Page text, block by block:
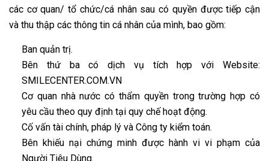
các cơ quan/ tổ chức/cá nhân sau có quyền được tiếp cận
và thu thập các thông tin cá nhân của mình, bao gồm:
Ban quản trị.
Bên thứ ba có dịch vụ tích hợp với Website:
SMILECENTER.COM.VN
Cơ quan nhà nước có thẩm quyền trong trường hợp có
yêu cầu theo quy định tại quy chế hoạt động.
Cố vấn tài chính, pháp lý và Công ty kiểm toán.
Bên khiếu nại chứng minh được hành vi vi phạm của
Người Tiêu Dùng.